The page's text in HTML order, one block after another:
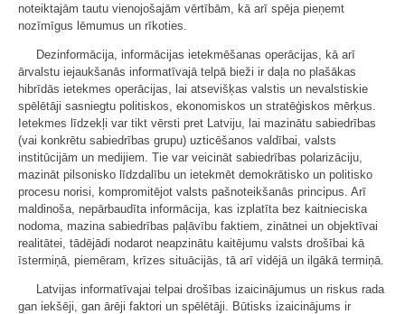
noteiktajām tautu vienojošajām vērtībām, kā arī spēja pieņemt
nozīmīgus lēmumus un rīkoties.
Dezinformācija, informācijas ietekmēšanas operācijas, kā arī
ārvalstu iejaukšanās informatīvajā telpā bieži ir daļa no plašākas
hibrīdās ietekmes operācijas, lai atsevišķas valstis un nevalstiskie
spēlētāji sasniegtu politiskos, ekonomiskos un stratēģiskos mērķus.
Ietekmes līdzekļi var tikt vērsti pret Latviju, lai mazinātu sabiedrības
(vai konkrētu sabiedrības grupu) uzticēšanos valdībai, valsts
institūcijām un medijiem. Tie var veicināt sabiedrības polarizāciju,
mazināt pilsonisko līdzdalību un ietekmēt demokrātisko un politisko
procesu norisi, kompromitējot valsts pašnoteikšanās principus. Arī
maldinoša, nepārbaudīta informācija, kas izplatīta bez kaitnieciska
nodoma, mazina sabiedrības paļāvību faktiem, zinātnei un objektīvai
realitātei, tādējādi nodarot neapzinātu kaitējumu valsts drošībai kā
īstermiņā, piemēram, krīzes situācijās, tā arī vidējā un ilgākā termiņā.
Latvijas informatīvajai telpai drošības izaicinājumus un riskus rada
gan iekšēji, gan ārēji faktori un spēlētāji. Būtisks izaicinājums ir